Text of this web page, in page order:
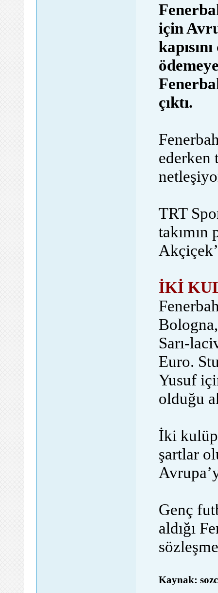
için
çıktı.
ederken
TRT
takımın
İKİ
Sarı-
Euro.
Yusuf
olduğu
İki
şartlar
Genç
aldığı
Kaynak: